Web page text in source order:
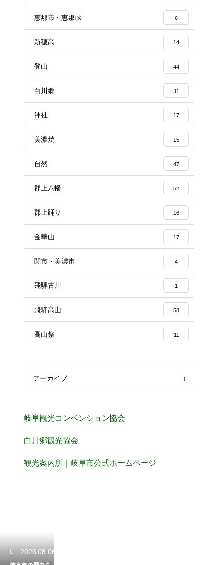
恵那市・恵那峡 6
新穂高 14
登山 44
白川郷 11
神社 17
美濃焼 15
自然 47
郡上八幡 52
郡上踊り 16
金華山 17
関市・美濃市 4
飛騨古川 1
飛騨高山 58
高山祭 11
アーカイブ
岐阜観光コンベンション協会
白川郷観光協会
観光案内所｜岐阜市公式ホームページ
2026.08.06